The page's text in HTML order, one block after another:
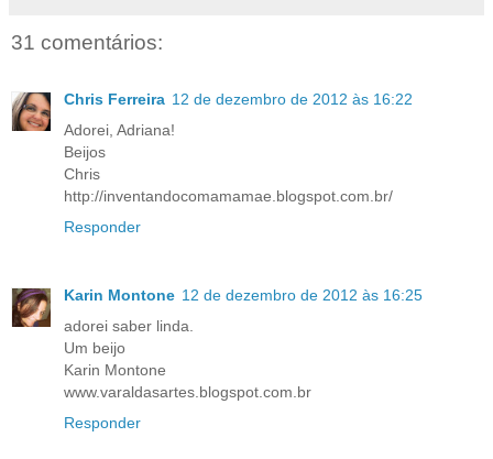
31 comentários:
Chris Ferreira 12 de dezembro de 2012 às 16:22
Adorei, Adriana!
Beijos
Chris
http://inventandocomamamae.blogspot.com.br/
Responder
Karin Montone 12 de dezembro de 2012 às 16:25
adorei saber linda.
Um beijo
Karin Montone
www.varaldasartes.blogspot.com.br
Responder